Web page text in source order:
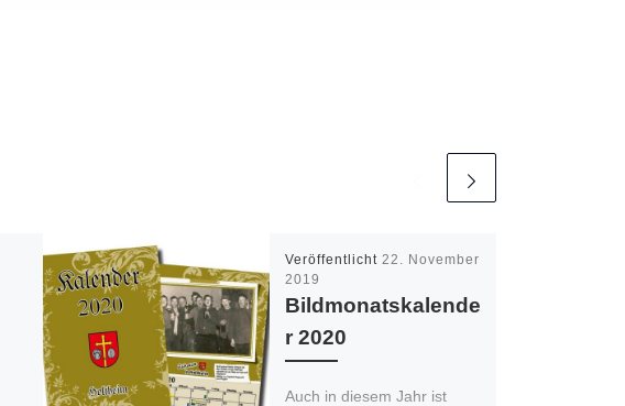
Veröffentlicht 22. November
2019
Bildmonatskalende
r 2020
Auch in diesem Jahr ist